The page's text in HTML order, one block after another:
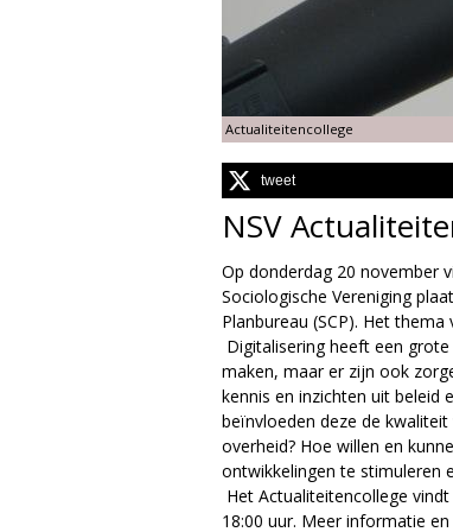
g
i
e
M
a
g
a
z
i
n
Actualiteitencollege
tweet
NSV
Op donderdag 20 november
Sociologische Vereniging
Planbureau (SCP). Het
Digitalisering heeft een
maken, maar er zijn ook
kennis en inzichten uit beleid
beïnvloeden deze de
overheid? Hoe willen en
ontwikkelingen te stimuleren
Het Actualiteitencollege
18:00 uur. Meer informatie